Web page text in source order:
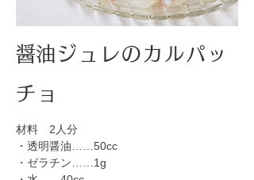
​醤油ジュレのカルパッ
チョ
材料 2人分
・透明醤油……50cc
・ゼラチン……1g